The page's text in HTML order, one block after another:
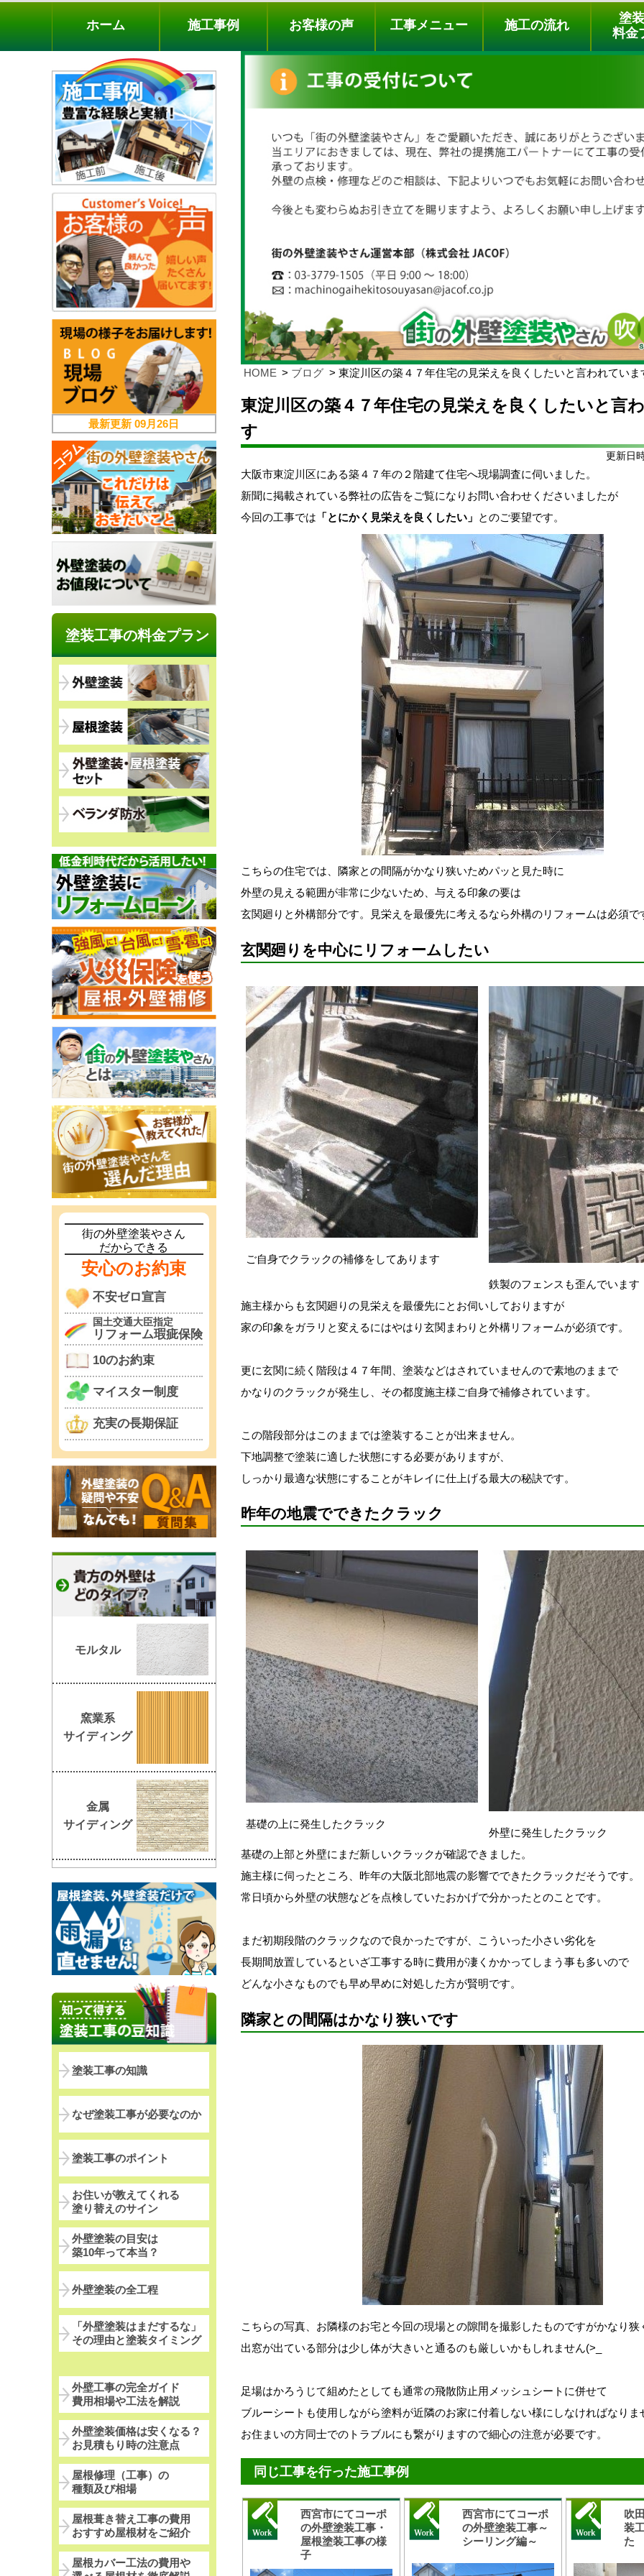
料金プラン 無料点検
ホーム 施工事例 お客様の声 工事メニュー 施工の流れ
塗
料金
HOME ブログ 東淀川区の築４７年住宅の見栄えを良くしたいと言われていま
東淀川区の築４７年住宅の見栄えを良くしたいと言
す
更新日
大阪市東淀川区にある築４７年の２階建て住宅へ現場調査に伺いました。
新聞に掲載されている弊社の広告をご覧になりお問い合わせくださいましたが
今回の工事では 「とにかく見栄えを良くしたい」 とのご要望です。
こちらの住宅では、隣家との間隔がかなり狭いためパッと見た時に
外壁の見える範囲が非常に少ないため、与える印象の要は
玄関廻りと外構部分です。見栄えを最優先に考えるなら外構のリフォームは必須で
玄関廻りを中心にリフォームしたい
ご自身でクラックの補修をしてあります
鉄製のフェンスも歪んでいます
施主様からも玄関廻りの見栄えを最優先にとお伺いしておりますが
家の印象をガラリと変えるにはやはり玄関まわりと外構リフォームが必須です。
更に玄関に続く階段は４７年間、塗装などはされていませんので素地のままで
かなりのクラックが発生し、その都度施主様ご自身で補修されています。
この階段部分はこのままでは塗装することが出来ません。
下地調整で塗装に適した状態にする必要がありますが、
しっかり最適な状態にすることがキレイに仕上げる最大の秘訣です。
昨年の地震でできたクラック
基礎の上に発生したクラック
外壁に発生したクラック
基礎の上部と外壁にまだ新しいクラックが確認できました。
施主様に伺ったところ、昨年の大阪北部地震の影響でできたクラックだそうです。
常日頃から外壁の状態などを点検していたおかげで分かったとのことです。
まだ初期段階のクラックなので良かったですが、こういった小さい劣化を
長期間放置しているといざ工事する時に費用が凄くかかってしまう事も多いので
どんな小さなものでも早め早めに対処した方が賢明です。
隣家との間隔はかなり狭いです
こちらの写真、お隣様のお宅と今回の現場との隙間を撮影したものですがかなり狭
出窓が出ている部分は少し体が大きいと通るのも厳しいかもしれません(>_
足場はかろうじて組めたとしても通常の飛散防止用メッシュシートに併せて
ブルーシートも使用しながら塗料が近隣のお家に付着しない様にしなければなりま
お住まいの方同士でのトラブルにも繋がりますので細心の注意が必要です。
同じ工事を行った施工事例
西宮市にてコーポ
の外壁塗装工事・
屋根塗装工事の様
子
西宮市にてコーポ
の外壁塗装工事～
シーリング編～
吹
装
た
最新更新09月26日
塗装工事の料金プラン
街の外壁塗装やさん
だからできる
安心のお約束
不安ゼロ宣言
国土交通大臣指定
リフォーム瑕疵保険
10のお約束
マイスター制度
充実の長期保証
モルタル
窯業系
サイディング
金属
サイディング
塗装工事の知識
なぜ塗装工事が必要なのか
塗装工事のポイント
お住いが教えてくれる
塗り替えのサイン
外壁塗装の目安は
築10年って本当？
外壁塗装の全工程
「外壁塗装はまだするな」
その理由と塗装タイミング
外壁工事の完全ガイド
費用相場や工法を解説
外壁塗装価格は安くなる？
お見積もり時の注意点
屋根修理（工事）の
種類及び相場
屋根葺き替え工事の費用
おすすめ屋根材をご紹介
屋根カバー工法の費用や